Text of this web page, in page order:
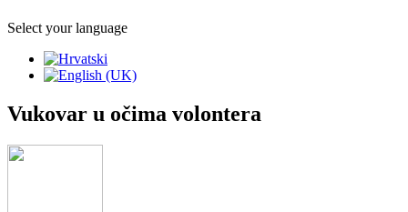
Select your language
Vukovar u očima volontera